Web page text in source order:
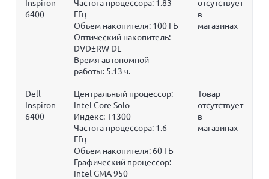
Inspiron
6400
Частота процессора: 1.83
ГГц
Объем накопителя: 100 ГБ
Оптический накопитель:
DVD±RW DL
Время автономной
работы: 5.13 ч.
отсутствует
в
магазинах
Dell
Inspiron
6400
Центральный процессор:
Intel Core Solo
Индекс: T1300
Частота процессора: 1.6
ГГц
Объем накопителя: 60 ГБ
Графический процессор:
Intel GMA 950
Товар
отсутствует
в
магазинах